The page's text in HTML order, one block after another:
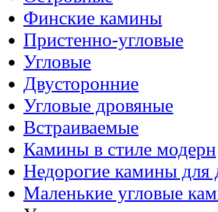
Финские камины
Пристенно-угловые
Угловые
Двусторонние
Угловые дровяные
Встраиваемые
Камины в стиле модерн
Недорогие камины для
Маленькие угловые